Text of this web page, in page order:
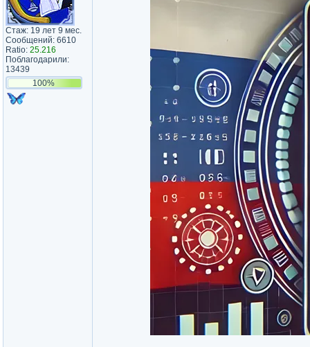
Стаж: 19 лет 9 мес.
Сообщений: 6610
Ratio: 25.216
Поблагодарили:
13439
100%